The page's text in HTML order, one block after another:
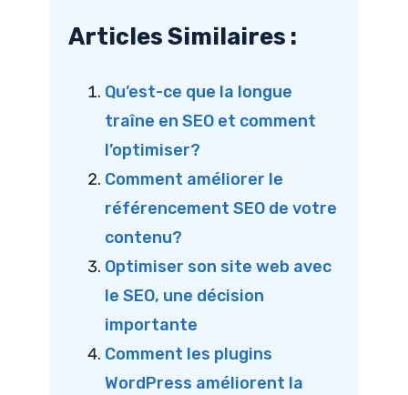
Articles Similaires :
Qu’est-ce que la longue
traîne en SEO et comment
l’optimiser?
Comment améliorer le
référencement SEO de votre
contenu?
Optimiser son site web avec
le SEO, une décision
importante
Comment les plugins
WordPress améliorent la